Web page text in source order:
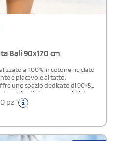
Bali 90x170 cm
al 100% in cotone riciclato
e piacevole al tatto.
uno spazio dedicato di 90×5
tecniche di stampa consigliate
risultati nitidi e
accessorio da spiaggia o
mediterraneo.
pz